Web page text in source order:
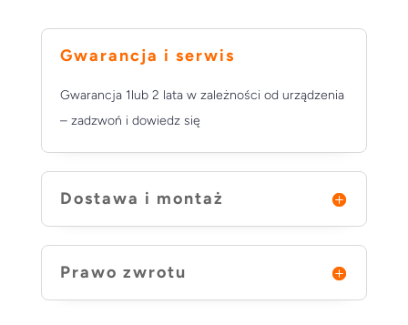
Gwarancja i serwis
Gwarancja 1lub 2 lata w zależności od urządzenia
– zadzwoń i dowiedz się
Dostawa i montaż
Prawo zwrotu